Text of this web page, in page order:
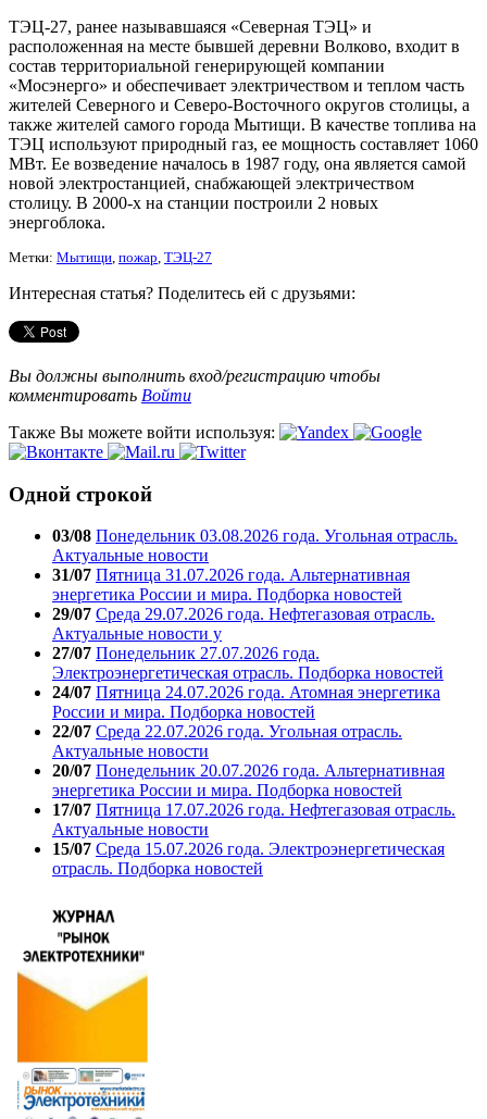
ТЭЦ-27, ранее называвшаяся «Северная ТЭЦ» и
расположенная на месте бывшей деревни Волково, входит в
состав территориальной генерирующей компании
«Мосэнерго» и обеспечивает электричеством и теплом часть
жителей Северного и Северо-Восточного округов столицы, а
также жителей самого города Мытищи. В качестве топлива на
ТЭЦ используют природный газ, ее мощность составляет 1060
МВт. Ее возведение началось в 1987 году, она является самой
новой электростанцией, снабжающей электричеством
столицу. В 2000-х на станции построили 2 новых
энергоблока.
Метки: Мытищи, пожар, ТЭЦ-27
Интересная статья? Поделитесь ей с друзьями:
Вы должны выполнить вход/регистрацию чтобы
комментировать Войти
Также Вы можете войти используя:
Одной строкой
03/08 Понедельник 03.08.2026 года. Угольная отрасль.
Актуальные новости
31/07 Пятница 31.07.2026 года. Альтернативная
энергетика России и мира. Подборка новостей
29/07 Среда 29.07.2026 года. Нефтегазовая отрасль.
Актуальные новости у
27/07 Понедельник 27.07.2026 года.
Электроэнергетическая отрасль. Подборка новостей
24/07 Пятница 24.07.2026 года. Атомная энергетика
России и мира. Подборка новостей
22/07 Среда 22.07.2026 года. Угольная отрасль.
Актуальные новости
20/07 Понедельник 20.07.2026 года. Альтернативная
энергетика России и мира. Подборка новостей
17/07 Пятница 17.07.2026 года. Нефтегазовая отрасль.
Актуальные новости
15/07 Среда 15.07.2026 года. Электроэнергетическая
отрасль. Подборка новостей